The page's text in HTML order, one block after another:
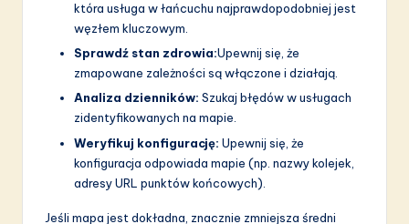
która usługa w łańcuchu najprawdopodobniej jest
węzłem kluczowym.
Sprawdź stan zdrowia:Upewnij się, że
zmapowane zależności są włączone i działają.
Analiza dzienników: Szukaj błędów w usługach
zidentyfikowanych na mapie.
Weryfikuj konfigurację: Upewnij się, że
konfiguracja odpowiada mapie (np. nazwy kolejek,
adresy URL punktów końcowych).
Jeśli mapa jest dokładna, znacznie zmniejsza średni